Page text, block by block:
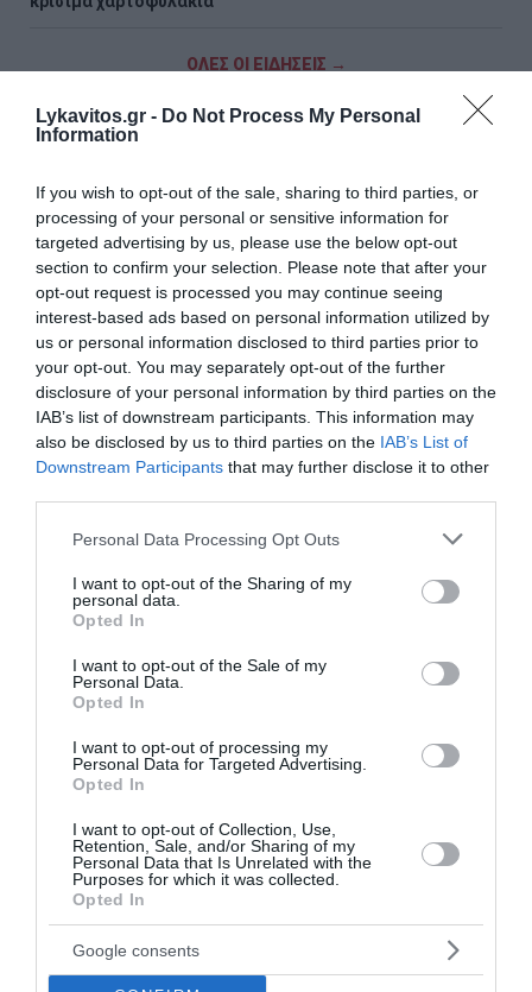
Lykavitos.gr - Do Not Process My Personal
Information
If you wish to opt-out of the sale, sharing to third parties, or
processing of your personal or sensitive information for
targeted advertising by us, please use the below opt-out
section to confirm your selection. Please note that after your
opt-out request is processed you may continue seeing
interest-based ads based on personal information utilized by
us or personal information disclosed to third parties prior to
your opt-out. You may separately opt-out of the further
disclosure of your personal information by third parties on the
IAB’s list of downstream participants. This information may
also be disclosed by us to third parties on the IAB’s List of
Downstream Participants that may further disclose it to other
Please note that this website/app uses one or more Google
not limited to your visit or usage behaviour. You may click to
grant or deny consent to Google and its third-party tags to
use your data for below specified purposes in below Google
consent section.
Personal Data Processing Opt Outs
I want to opt-out of the Sharing of my
personal data.
Opted In
I want to opt-out of the Sale of my
Personal Data.
Opted In
I want to opt-out of processing my
Personal Data for Targeted Advertising.
Opted In
I want to opt-out of Collection, Use,
Retention, Sale, and/or Sharing of my
Personal Data that Is Unrelated with the
Purposes for which it was collected.
Opted In
Google consents
ΟΛΕΣ ΟΙ ΕΙΔΗΣΕΙΣ →
διαβάστε ακόμη
προσγειώθηκε στο Σαρακήνικο για… μπάνιο
(Βίντεο)
Στο Σαρακήνικο, ένα τόπο μοναδικού φυσικού κάλους
Μήλο, προσγειώθηκε ένα ελικόπτερο, για να κάνουν
μπάνιο οι επιβάτες του. Το...